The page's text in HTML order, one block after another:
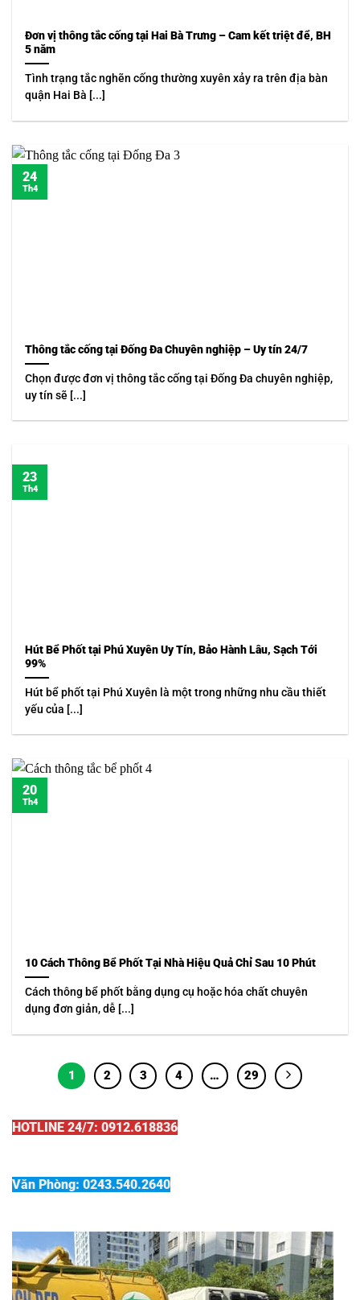
Đơn vị thông tắc cống tại Hai Bà Trưng – Cam kết triệt để, BH
5 năm
Tình trạng tắc nghẽn cống thường xuyên xảy ra trên địa bàn
quận Hai Bà [...]
Thông tắc cống tại Đống Đa Chuyên nghiệp – Uy tín 24/7
Chọn được đơn vị thông tắc cống tại Đống Đa chuyên nghiệp,
uy tín sẽ [...]
24
Th4
Hút Bể Phốt tại Phú Xuyên Uy Tín, Bảo Hành Lâu, Sạch Tới
99%
Hút bể phốt tại Phú Xuyên là một trong những nhu cầu thiết
yếu của [...]
23
Th4
10 Cách Thông Bể Phốt Tại Nhà Hiệu Quả Chỉ Sau 10 Phút
Cách thông bể phốt bằng dụng cụ hoặc hóa chất chuyên
dụng đơn giản, dễ [...]
20
Th4
1 2 3 4 … 29
HOTLINE 24/7: 0912.618836
Văn Phòng: 0243.540.2640